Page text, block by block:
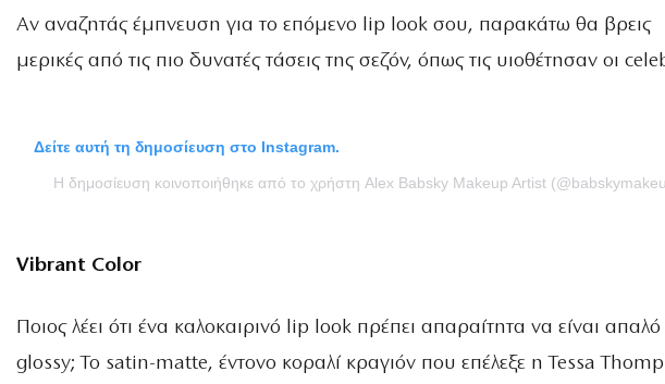
Αν αναζητάς έμπνευση για το επόμενο lip look σου, παρακάτω θα βρεις
μερικές από τις πιο δυνατές τάσεις της σεζόν, όπως τις υιοθέτησαν οι
Δείτε αυτή τη δημοσίευση στο Instagram.
Η δημοσίευση κοινοποιήθηκε από το χρήστη Alex Babsky Makeup Artist
Vibrant Color
Ποιος λέει ότι ένα καλοκαιρινό lip look πρέπει απαραίτητα να είναι
glossy; Το satin-matte, έντονο κοραλί κραγιόν που επέλεξε η Tessa